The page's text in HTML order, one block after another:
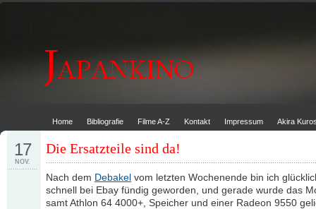
Home Bibliografie Filme A-Z Kontakt Impressum Akira
Die Ersatzteile sind da!
17
NOV.
Nach dem Debakel vom letzten Wochenende bin ich
schnell bei Ebay fündig geworden, und gerade wurde das
samt Athlon 64 4000+, Speicher und einer Radeon 9550